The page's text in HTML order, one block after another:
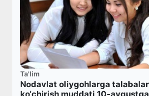
Ta'lim
Nodavlat oliygohlarga talabalar